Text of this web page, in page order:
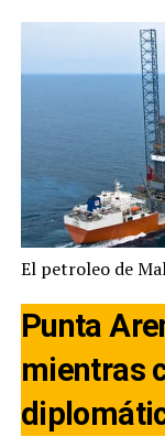
El petroleo de
Punta
mientras